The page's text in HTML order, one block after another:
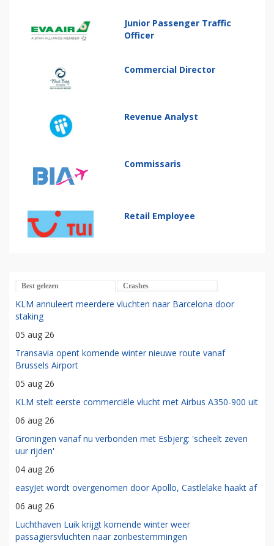
Junior Passenger Traffic
Officer
Commercial Director
Revenue Analyst
Commissaris
Retail Employee
Best gelezen Crashes
KLM annuleert meerdere vluchten naar Barcelona door
staking
05 aug 26
Transavia opent komende winter nieuwe route vanaf
Brussels Airport
05 aug 26
KLM stelt eerste commerciële vlucht met Airbus A350-900 uit
06 aug 26
Groningen vanaf nu verbonden met Esbjerg: 'scheelt zeven
uur rijden'
04 aug 26
easyJet wordt overgenomen door Apollo, Castlelake haakt af
06 aug 26
Luchthaven Luik krijgt komende winter weer
passagiersvluchten naar zonbestemmingen